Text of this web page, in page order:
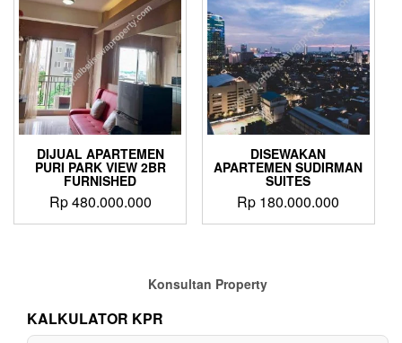
DIJUAL APARTEMEN
PURI PARK VIEW 2BR
FURNISHED
Rp480.000.000
DISEWAKAN
APARTEMEN SUDIRMAN
SUITES
Rp 180.000.000
Konsultan Property
KALKULATOR KPR